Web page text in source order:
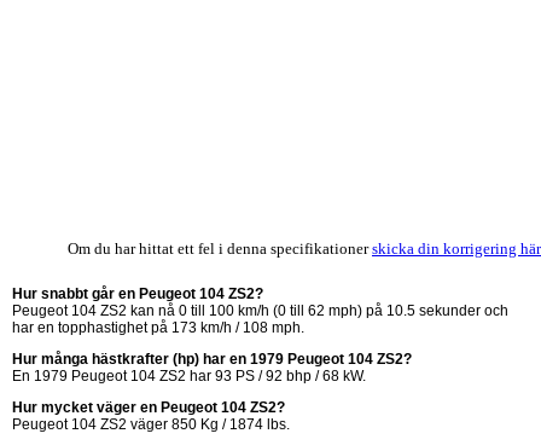
Om du har hittat ett fel i denna specifikationerskicka din korrigering här
Hur snabbt går en Peugeot 104 ZS2?
Peugeot 104 ZS2 kan nå 0 till 100 km/h (0 till 62 mph) på 10.5 sekunder och
har en topphastighet på 173 km/h / 108 mph.
Hur många hästkrafter (hp) har en 1979 Peugeot 104 ZS2?
En 1979 Peugeot 104 ZS2 har 93 PS / 92 bhp / 68 kW.
Hur mycket väger en Peugeot 104 ZS2?
Peugeot 104 ZS2 väger 850 Kg / 1874 lbs.